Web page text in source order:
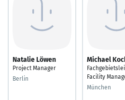
Natalie Löwen
Project Manager
Berlin
Michael
Facility
München